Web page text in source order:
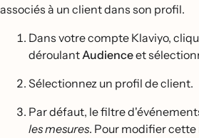
associés à un client dans son profil.
Dans votre compte Klaviyo,
déroulantAudienceet
Sélectionnez un profil de client.
Par défaut, le filtre
les mesures. Pour modifier